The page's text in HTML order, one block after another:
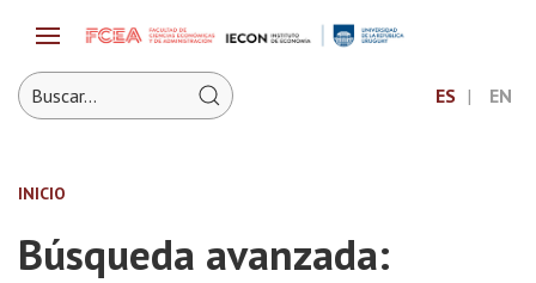
ES EN
INICIO
Búsqueda avanzada: